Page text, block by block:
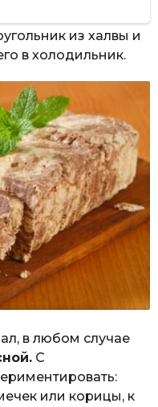
из халвы и
в холодильник.
в любом случае
С
или корицы, к